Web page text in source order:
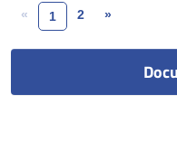
« 1 2 »